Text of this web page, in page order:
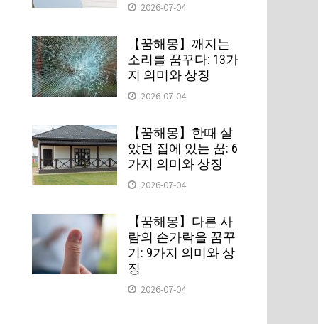
2026-07-04
【꿈해몽】깨지는
소리를 꿈꾸다: 13가
지 의미와 상징
2026-07-04
【꿈해몽】한때 살
았던 집에 있는 꿈: 6
가지 의미와 상징
2026-07-04
【꿈해몽】다른 사
람의 손가락을 꿈꾸
기: 9가지 의미와 상
징
2026-07-04